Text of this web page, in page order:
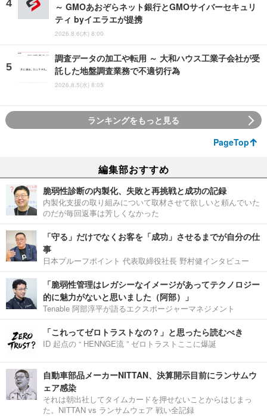
～ GMOあおぞらネット銀行とGMOサイバーセキュリ
ティ byイエラエが提携
2026.8.6(木) 8:00
調査データの加工や転用 ～ 大和ハウス工業子会社が受
託した地盤調査業務で不適切行為
2026.8.5(水) 8:05
ランキングをもっと見る
PageTop
編集部おすすめ
脆弱性診断の内製化、失敗と再挑戦と成功の記録
内製化支援の取り組みについて取材させて欲しいと頼んでいた
のだが毎回返事は芳しくなかった
「守る」だけでなくお客を「成功」させるまでが自分の仕
事
日本プルーフポイント 代表取締役社長 野村健インタビュー
「脆弱性管理はレガシーなイメージがあってテクノロジー
的に魅力がないと思いました（阿部）」
Tenable 阿部淳平が語るエクスポージャーマネジメント
「これってゼロトラストなの？」と思ったら読むべき
ID 起点の “ HENNGE流 ” ゼロトラストここに爆誕
自動車部品メーカーNITTAN、決算開示目前にランサムウ
ェア感染
それは朝出社してタイムカードを押せないことからはじまっ
た。NITTAN vs ランサムウェア 戦い全記録